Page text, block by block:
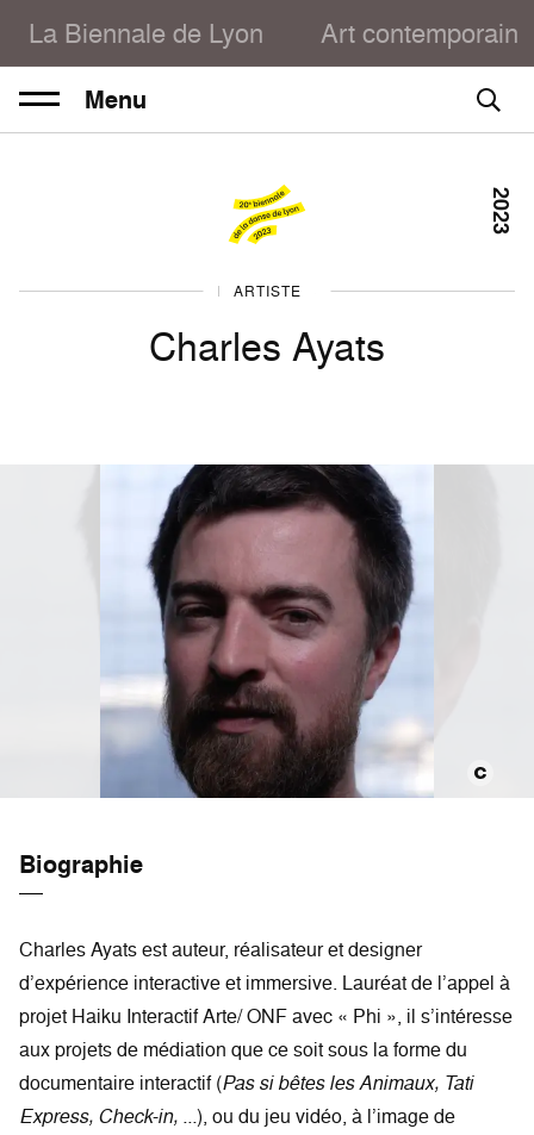
La Biennale de Lyon Art contemporain
Menu
DANSE 2023
ARTISTE
Charles Ayats
2023
Biographie
Charles Ayats est auteur, réalisateur et designer
d’expérience interactive et immersive. Lauréat de l’appel à
projet Haiku Interactif Arte/ ONF avec « Phi », il s’intéresse
aux projets de médiation que ce soit sous la forme du
documentaire interactif (Pas si bêtes les Animaux, Tati
Express, Check-in, ...), ou du jeu vidéo, à l’image de